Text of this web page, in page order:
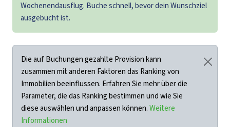
Wochenendausflug. Buche schnell, bevor dein Wunschziel
ausgebucht ist.
Die auf Buchungen gezahlte Provision kann
zusammen mit anderen Faktoren das Ranking von
Immobilien beeinflussen. Erfahren Sie mehr über die
Parameter, die das Ranking bestimmen und wie Sie
diese auswählen und anpassen können.Weitere
Informationen